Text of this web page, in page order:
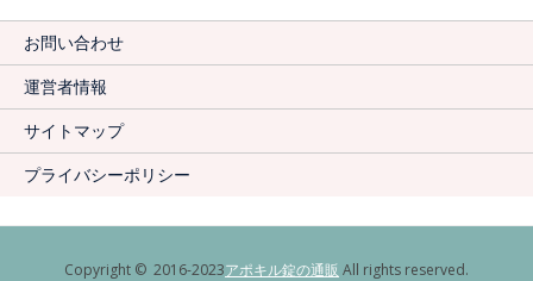
お問い合わせ
運営者情報
サイトマップ
プライバシーポリシー
Copyright © 2016-2023アポキル錠の通販 All rights reserved.